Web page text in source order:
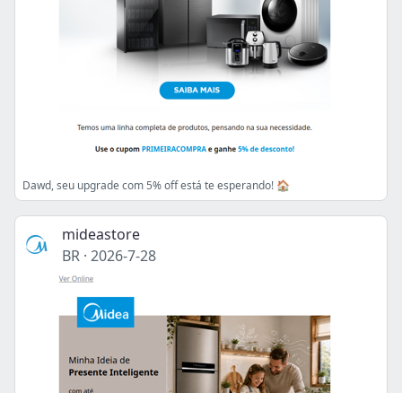
Dawd, seu upgrade com 5% off está te esperando! 🏠
mideastore
BR · 2026-7-28